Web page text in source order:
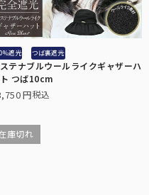
遮光 つば裏遮光
テナブルウールライクギャザーハ
つば10cm
税込
庫切れ